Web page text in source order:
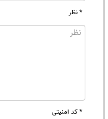
* نظر
* کد امنیتی